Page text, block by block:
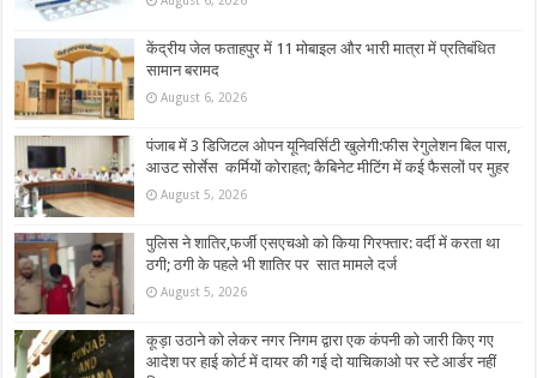
केंद्रीय जेल फताहपुर में 11 मोबाइल और भारी मात्रा में प्रतिबंधित
सामान बरामद
August 6, 2026
पंजाब में 3 डिजिटल ओपन यूनिवर्सिटी खुलेगी:फीस रेगुलेशन बिल पास,
आउट सोर्सेस कर्मियों कोराहत; कैबिनेट मीटिंग में कई फैसलों पर मुहर
August 5, 2026
पुलिस ने शातिर,फर्जी एसएचओ को किया गिरफ्तार: वर्दी में करता था
ठगी; ठगी के पहले भी शातिर पर सात मामले दर्ज
August 5, 2026
कूड़ा उठाने को लेकर नगर निगम द्वारा एक कंपनी को जारी किए गए
आदेश पर हाई कोर्ट में दायर की गई दो याचिकाओ पर स्टे आर्डर नहीं